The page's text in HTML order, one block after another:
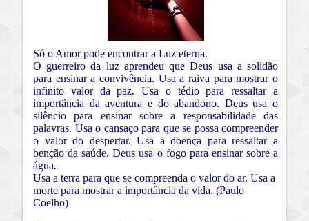
Só o Amor pode encontrar a Luz eterna.
O guerreiro da luz aprendeu que Deus usa a solidão
para ensinar a convivência. Usa a raiva para mostrar o
infinito valor da paz. Usa o tédio para ressaltar a
importância da aventura e do abandono. Deus usa o
silêncio para ensinar sobre a responsabilidade das
palavras. Usa o cansaço para que se possa compreender
o valor do despertar. Usa a doença para ressaltar a
benção da saúde. Deus usa o fogo para ensinar sobre a
água.
Usa a terra para que se compreenda o valor do ar. Usa a
morte para mostrar a importância da vida. (Paulo
Coelho)